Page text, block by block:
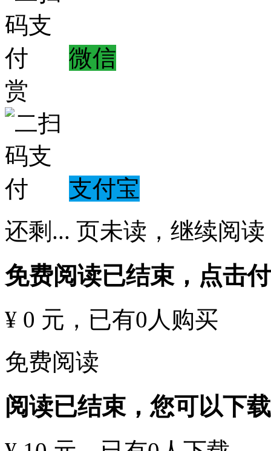
微信
赏
支付宝
还剩 ... 页未读， 继续阅读
免费阅读已结束，点击
¥ 0 元 ，已有0 人购买
免费阅读
阅读已结束，您可以下